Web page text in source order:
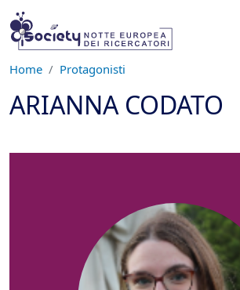
Salta al contenuto principale
Home Protagonisti
ARIANNA CODATO